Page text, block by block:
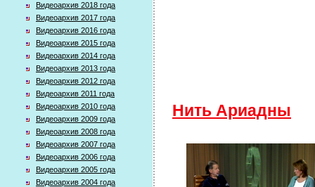
Видеоархив 2018 года
Видеоархив 2017 года
Видеоархив 2016 года
Видеоархив 2015 года
Видеоархив 2014 года
Видеоархив 2013 года
Видеоархив 2012 года
Видеоархив 2011 года
Видеоархив 2010 года
Видеоархив 2009 года
Видеоархив 2008 года
Видеоархив 2007 года
Видеоархив 2006 года
Видеоархив 2005 года
Видеоархив 2004 года
Нить Ариадны